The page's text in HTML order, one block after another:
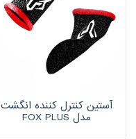
آستین کنترل کننده انگشت
مدل FOX PLUS